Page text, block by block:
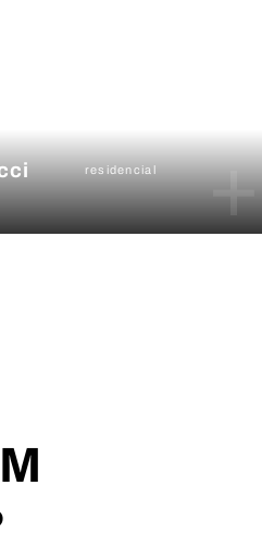
residencial +